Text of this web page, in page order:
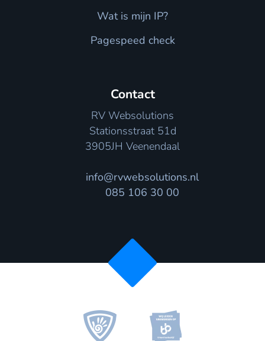
Wat is mijn IP?
Pagespeed check
Contact
RV Websolutions
Stationsstraat 51d
3905JH Veenendaal
info@rvwebsolutions.nl
085 106 30 00